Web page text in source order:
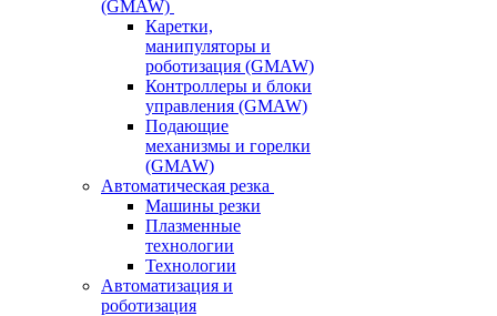
(GMAW)
Каретки,
манипуляторы и
роботизация (GMAW)
Контроллеры и блоки
управления (GMAW)
Подающие
механизмы и горелки
(GMAW)
Автоматическая резка
Машины резки
Плазменные
технологии
Технологии
Автоматизация и
роботизация